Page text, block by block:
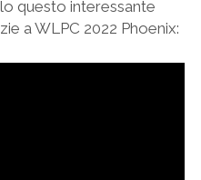
questo interessante
a WLPC 2022 Phoenix: